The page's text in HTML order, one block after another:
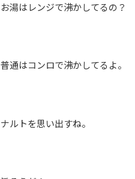
お湯はレンジで沸かしてるの？
普通はコンロで沸かしてるよ。
ナルトを思い出すね。